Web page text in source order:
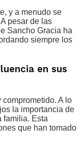
y a menudo se
pesar de las
Sancho Gracia ha
siempre los
en sus
A lo
la importancia de
familia. Esta
que han tomado